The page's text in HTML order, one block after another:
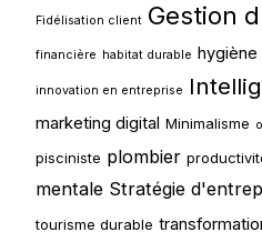
Fidélisation client Gestion
financière habitat durable
innovation en entreprise
marketing digital Minimalisme
pisciniste plombier
mentale Stratégie
tourisme durable